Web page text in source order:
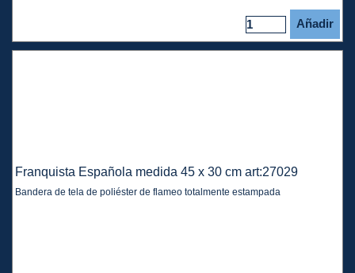
Añadir
Franquista Española medida 45 x 30 cm art:27029
Bandera de tela de poliéster de flameo totalmente estampada